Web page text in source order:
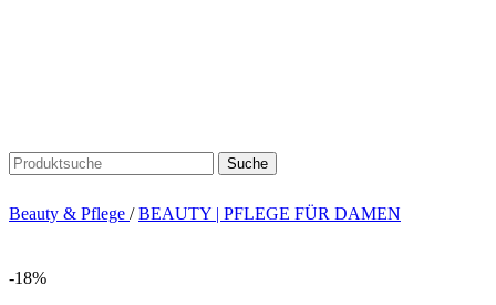
Suche
Beauty & Pflege / BEAUTY | PFLEGE FÜR DAMEN
-18%